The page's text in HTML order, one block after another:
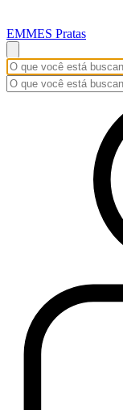
EMMES Pratas